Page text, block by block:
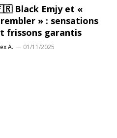
Black Emjy et «
» : sensations
frissons garantis
A. 01/11/2025